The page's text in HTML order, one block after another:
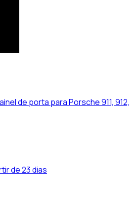
de porta para Porsche 911, 912,
de 23 dias